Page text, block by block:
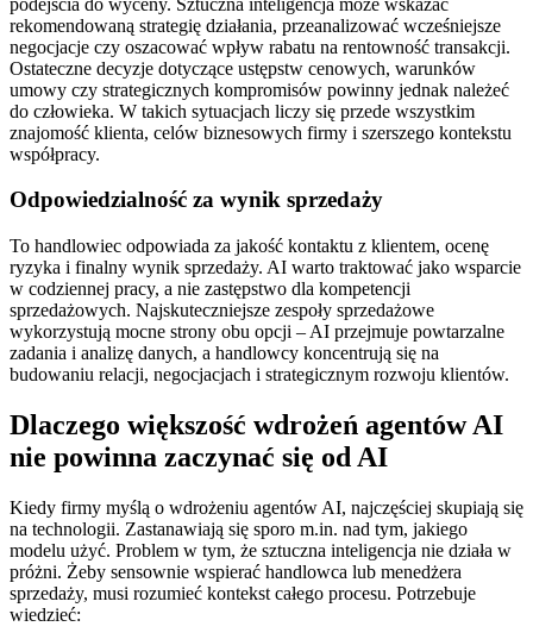
rekomendowaną strategię działania, przeanalizować wcześniejsze
negocjacje czy oszacować wpływ rabatu na rentowność transakcji.
Ostateczne decyzje dotyczące ustępstw cenowych, warunków
umowy czy strategicznych kompromisów powinny jednak należeć
do człowieka. W takich sytuacjach liczy się przede wszystkim
znajomość klienta, celów biznesowych firmy i szerszego kontekstu
współpracy.
Odpowiedzialność za wynik sprzedaży
To handlowiec odpowiada za jakość kontaktu z klientem, ocenę
ryzyka i finalny wynik sprzedaży. AI warto traktować jako wsparcie
w codziennej pracy, a nie zastępstwo dla kompetencji
sprzedażowych. Najskuteczniejsze zespoły sprzedażowe
wykorzystują mocne strony obu opcji – AI przejmuje powtarzalne
zadania i analizę danych, a handlowcy koncentrują się na
budowaniu relacji, negocjacjach i strategicznym rozwoju klientów.
Dlaczego większość wdrożeń agentów AI
nie powinna zaczynać się od AI
Kiedy firmy myślą o wdrożeniu agentów AI, najczęściej skupiają się
na technologii. Zastanawiają się sporo m.in. nad tym, jakiego
modelu użyć. Problem w tym, że sztuczna inteligencja nie działa w
próżni. Żeby sensownie wspierać handlowca lub menedżera
sprzedaży, musi rozumieć kontekst całego procesu. Potrzebuje
wiedzieć: